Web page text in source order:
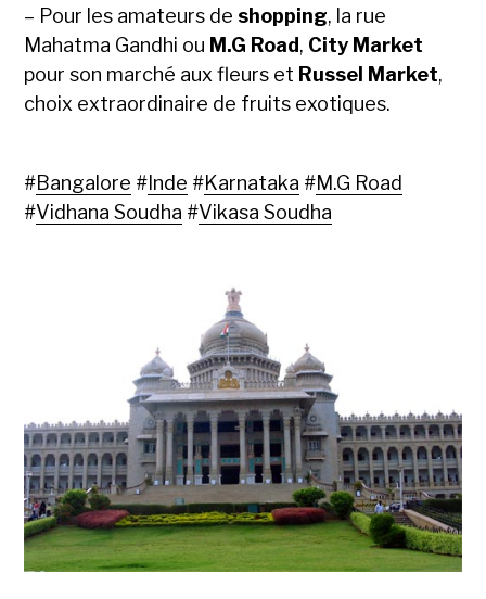
– Pour les amateurs de shopping, la rue
Mahatma Gandhi ou M.G Road, City Market
pour son marché aux fleurs et Russel Market,
choix extraordinaire de fruits exotiques.
#Bangalore # Inde #Karnataka #M.G Road
#Vidhana Soudha #Vikasa Soudha